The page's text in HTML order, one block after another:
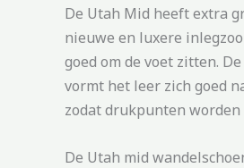
De Utah Mid heeft extra
nieuwe en luxere
goed om de voet zitten.
vormt het leer zich goed
zodat drukpunten worden
De Utah mid